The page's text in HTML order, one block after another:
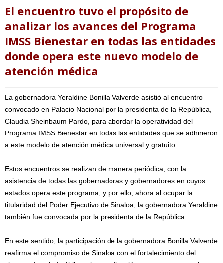
El encuentro tuvo el propósito de
analizar los avances del Programa
IMSS Bienestar en todas las entidades
donde opera este nuevo modelo de
atención médica
La gobernadora Yeraldine Bonilla Valverde asistió al encuentro
convocado en Palacio Nacional por la presidenta de la República,
Claudia Sheinbaum Pardo, para abordar la operatividad del
Programa IMSS Bienestar en todas las entidades que se adhirieron
a este modelo de atención médica universal y gratuito.
Estos encuentros se realizan de manera periódica, con la
asistencia de todas las gobernadoras y gobernadores en cuyos
estados opera este programa, y por ello, ahora al ocupar la
titularidad del Poder Ejecutivo de Sinaloa, la gobernadora Yeraldine
también fue convocada por la presidenta de la República.
En este sentido, la participación de la gobernadora Bonilla Valverde
reafirma el compromiso de Sinaloa con el fortalecimiento del